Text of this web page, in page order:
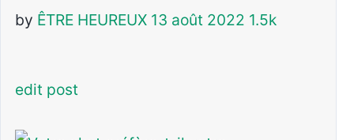
by ÊTRE HEUREUX 13 août 2022 1.5k
edit post